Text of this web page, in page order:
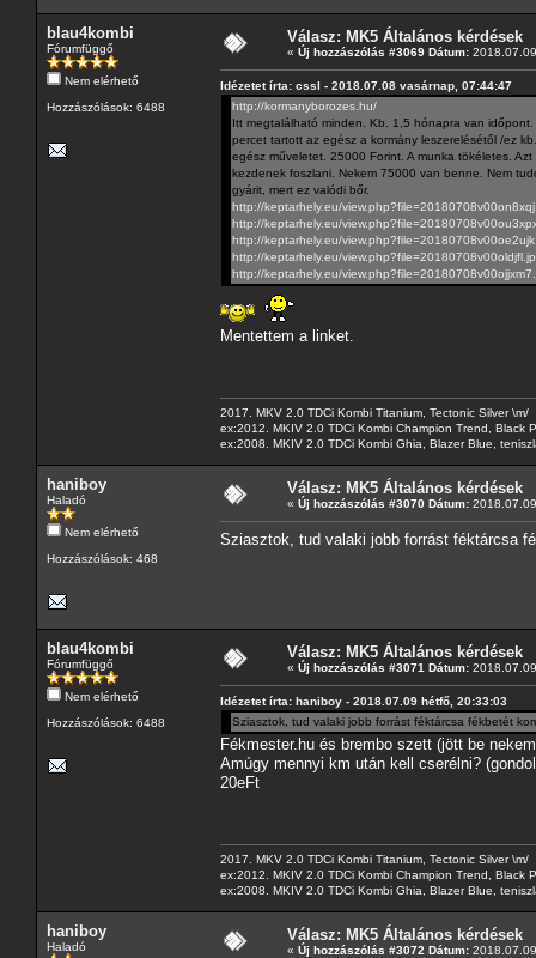
blau4kombi
Fórumfüggő
Nem elérhető
Hozzászólások: 6488
Válasz: MK5 Általános kérdések
« Új hozzászólás #3069 Dátum:
Idézetet írta: cssl - 2018.07.08 vasárnap, 07:44:47
http://kormanyborozes.hu/
Itt megtalálható minden. Kb. 1,5 hónapra van
percet tartott az egész a kormány leszerelésétől /ez
egész műveletet. 25000 Forint. A munka tökéletes.
kezdenek foszlani. Nekem 75000 van benne. Nem
gyárit, mert ez valódi bőr.
http://keptarhely.eu/
http://keptarhely.eu/
http://keptarhely.eu/
http://keptarhely.eu/
http://keptarhely.eu/
Mentettem a linket.
2017. MKV 2.0 TDCi Kombi Titanium, Tectonic Silver \m/
ex:2012. MKIV 2.0 TDCi Kombi Champion Trend, Black
ex:2008. MKIV 2.0 TDCi Kombi Ghia, Blazer Blue,
haniboy
Haladó
Nem elérhető
Hozzászólások: 468
Válasz: MK5 Általános kérdések
« Új hozzászólás #3070 Dátum:
Sziasztok, tud valaki jobb forrást féktárcsa
blau4kombi
Fórumfüggő
Nem elérhető
Hozzászólások: 6488
Válasz: MK5 Általános kérdések
« Új hozzászólás #3071 Dátum:
Idézetet írta: haniboy - 2018.07.09 hétfő, 20:33:03
Sziasztok, tud valaki jobb forrást féktárcsa fékbetét
Fékmester.hu és brembo szett (jött be
Amúgy mennyi km után kell cserélni?
20eFt
2017. MKV 2.0 TDCi Kombi Titanium, Tectonic Silver \m/
ex:2012. MKIV 2.0 TDCi Kombi Champion Trend, Black
ex:2008. MKIV 2.0 TDCi Kombi Ghia, Blazer Blue,
haniboy
Haladó
Válasz: MK5 Általános kérdések
« Új hozzászólás #3072 Dátum: